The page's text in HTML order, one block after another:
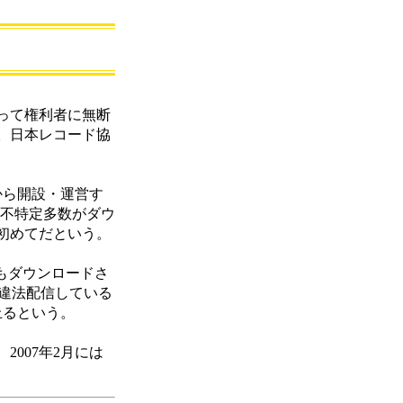
て権利者に無断
日本レコード協
開設・運営す
特定多数がダウ
てだという。
ダウンロードさ
法配信している
という。
2007年2月には